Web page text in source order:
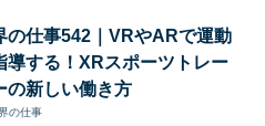
の仕事542｜VRやARで運動
導する！XRスポーツトレー
の新しい働き方
の仕事